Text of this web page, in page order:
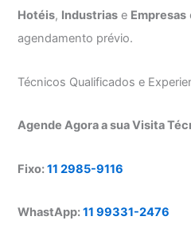
Hotéis, Industrias e Empresas
agendamento prévio.
Técnicos Qualificados e
Agende Agora a sua Visita
Fixo:11 2985-9116
WhastApp:11 99331-2476